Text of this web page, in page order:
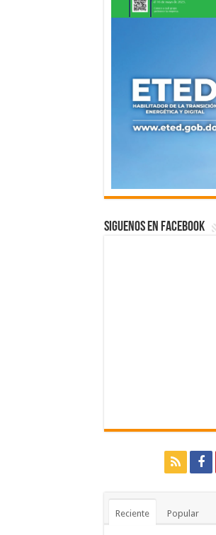
Siguenos en Facebook
Reciente Popular